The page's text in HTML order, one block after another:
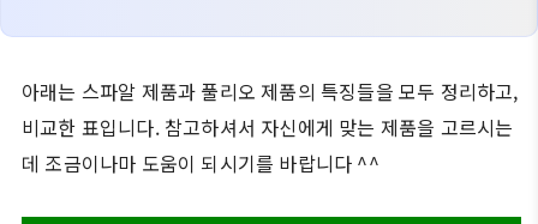
아래는 스파알 제품과 풀리오 제품의 특징들을 모두 정리하고,
비교한 표입니다. 참고하셔서 자신에게 맞는 제품을 고르시는
데 조금이나마 도움이 되시기를 바랍니다 ^^